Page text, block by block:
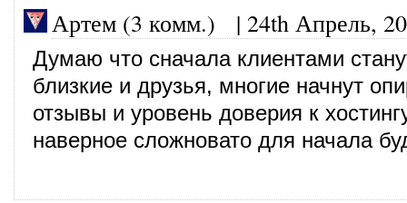
Артем (3 комм.) | 24th Апрель,
Думаю что сначала клиентами
близкие и друзья, многие начнут
отзывы и уровень доверия к
наверное сложновато для начала